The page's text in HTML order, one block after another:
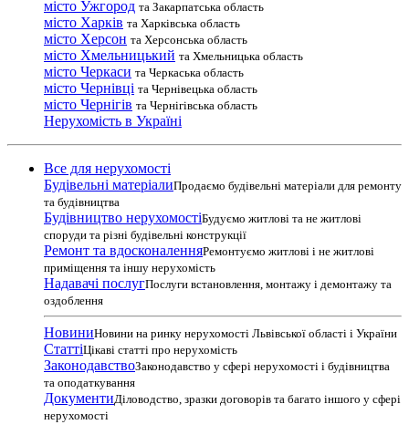
місто Ужгород та Закарпатська область
місто Харків та Харківська область
місто Херсон та Херсонська область
місто Хмельницький та Хмельницька область
місто Черкаси та Черкаська область
місто Чернівці та Чернівецька область
місто Чернігів та Чернігівська область
Нерухомість в Україні
Все для нерухомості
Будівельні матеріалиПродаємо будівельні матеріали для ремонту
та будівництва
Будівництво нерухомостіБудуємо житлові та не житлові
споруди та різні будівельні конструкції
Ремонт та вдосконаленняРемонтуємо житлові і не житлові
приміщення та іншу нерухомість
Надавачі послугПослуги встановлення, монтажу і демонтажу та
оздоблення
НовиниНовини на ринку нерухомості Львівської області і України
СтаттіЦікаві статті про нерухомість
ЗаконодавствоЗаконодавство у сфері нерухомості і будівництва
та оподаткування
ДокументиДіловодство, зразки договорів та багато іншого у сфері
нерухомості